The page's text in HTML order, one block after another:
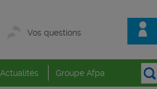
Vos questions
Actualités Groupe Afpa